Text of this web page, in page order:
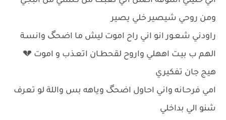
ومن روحي شيصير خلي يصير
راودني شعـور انو اني راح اموت ليش ما اضحگ وانسـة
الهم ب بيـت اههلي واروح لقحطـان اتعـذب و اموت 💔
هيج جان تفكيري
امي فرحـانه واني احاول اضحگ وياهه بس واللة لو تعرف
شنو الي بداخلي